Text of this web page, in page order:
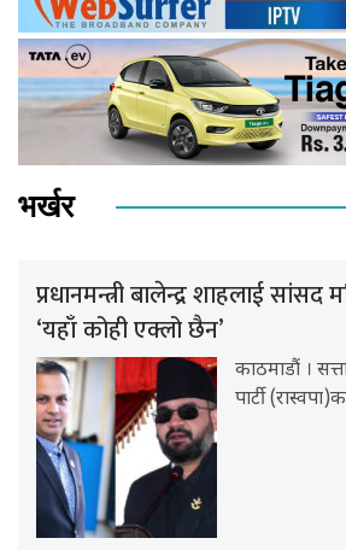
भर्खर
प्रधानमन्त्री बालेन्द्र शाहलाई
‘यहाँ कोही एक्लो छैन’
काठमाडौं ।
पार्टी